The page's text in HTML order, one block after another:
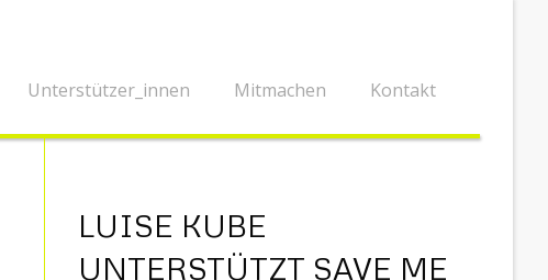
Unterstützer_innen Mitmachen Kontakt
LUISE KUBE
UNTERSTÜTZT SAVE ME